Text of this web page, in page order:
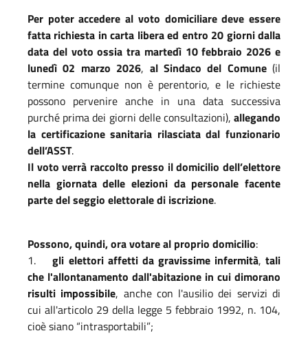
Per poter accedere al voto domiciliare deve essere
fatta richiesta in carta libera ed entro 20 giorni dalla
data del voto ossia tra martedì 10 febbraio 2026 e
lunedì 02 marzo 2026, al Sindaco del Comune(il
termine comunque non è perentorio, e le richieste
possono pervenire anche in una data successiva
purché prima dei giorni delle consultazioni), allegando
la certificazione sanitaria rilasciata dal funzionario
dell’ASST.
Il voto verrà raccolto presso il domicilio dell’elettore
nella giornata delle elezioni da personale facente
parte del seggio elettorale di iscrizione.
Possono, quindi, ora votare al proprio domicilio:
1.gli elettori affetti da gravissime infermità, tali
che l'allontanamento dall'abitazione in cui dimorano
risulti impossibile, anche con l'ausilio dei servizi di
cui all'articolo 29 della legge 5 febbraio 1992, n. 104,
cioè siano “intrasportabili”;